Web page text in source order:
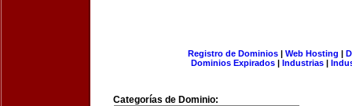
Registro de Dominios| Web Hosting |
Dominios Expirados | Industrias |
Categorías de Dominio: